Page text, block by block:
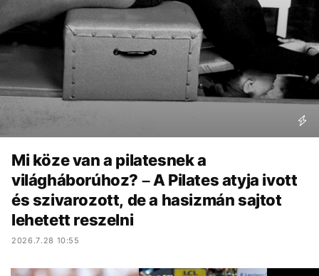
Mi köze van a pilatesnek a
világháborúhoz? – A Pilates atyja ivott
és szivarozott, de a hasizmán sajtot
lehetett reszelni
2026.7.28 10:55